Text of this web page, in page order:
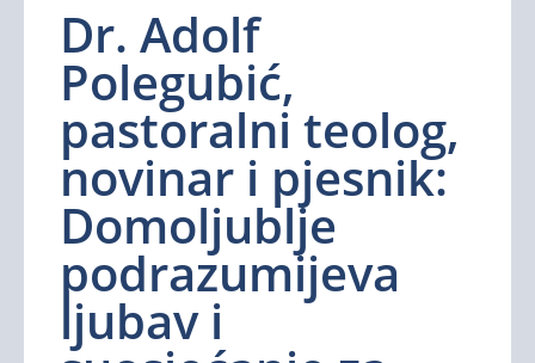
Dr. Adolf
Polegubić,
pastoralni teolog,
novinar i pjesnik:
Domoljublje
podrazumijeva
ljubav i